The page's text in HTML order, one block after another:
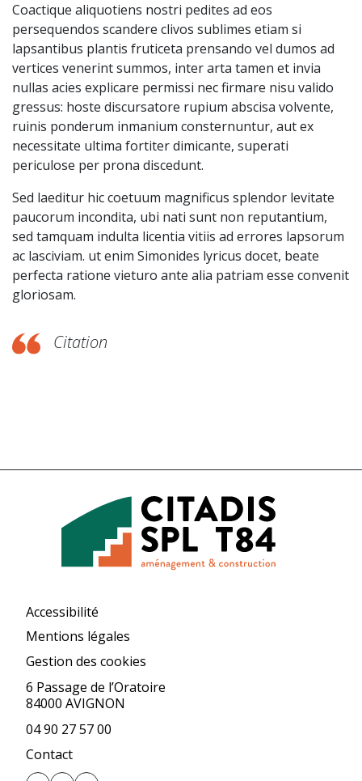
Coactique aliquotiens nostri pedites ad eos
persequendos scandere clivos sublimes etiam si
lapsantibus plantis fruticeta prensando vel dumos ad
vertices venerint summos, inter arta tamen et invia
nullas acies explicare permissi nec firmare nisu valido
gressus: hoste discursatore rupium abscisa volvente,
ruinis ponderum inmanium consternuntur, aut ex
necessitate ultima fortiter dimicante, superati
periculose per prona discedunt.
Sed laeditur hic coetuum magnificus splendor levitate
paucorum incondita, ubi nati sunt non reputantium,
sed tamquam indulta licentia vitiis ad errores lapsorum
ac lasciviam. ut enim Simonides lyricus docet, beate
perfecta ratione vieturo ante alia patriam esse convenit
gloriosam.
Citation
Accessibilité
Mentions légales
Gestion des cookies
6 Passage de l’Oratoire
84000 AVIGNON
04 90 27 57 00
Contact